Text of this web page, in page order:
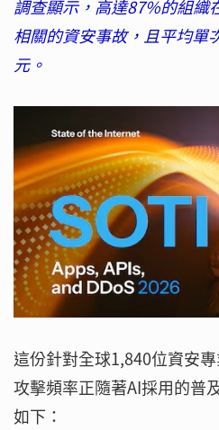
調查顯示，高達87%的組織
相關的資安事故，且平均單
元。
這份針對全球1,840位資安
攻擊頻率正隨著AI採用的普
如下：